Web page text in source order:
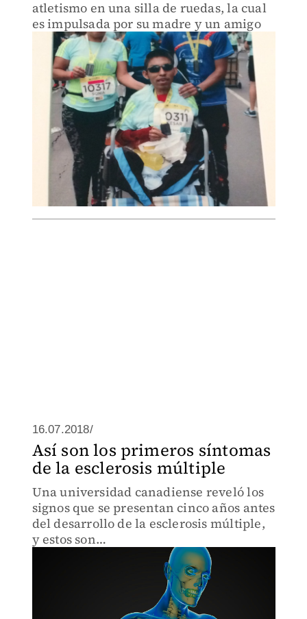
atletismo en una silla de ruedas, la cual
es impulsada por su madre y un amigo
16.07.2018/
Así son los primeros síntomas
de la esclerosis múltiple
Una universidad canadiense reveló los
signos que se presentan cinco años antes
del desarrollo de la esclerosis múltiple,
y estos son…